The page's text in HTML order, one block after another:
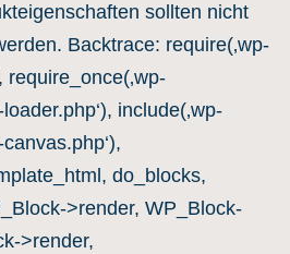
sollten nicht
Backtrace: require(‚wp-
require_once(‚wp-
include(‚wp-
do_blocks,
>render, WP_Block-
>render,